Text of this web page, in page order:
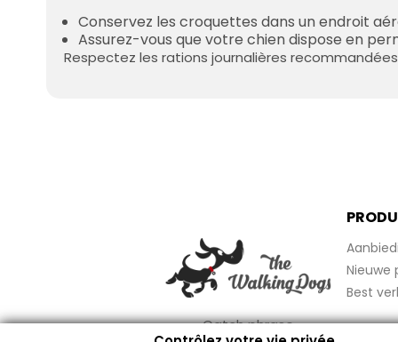
Conservez les croquettes dans un endroit
Assurez-vous que votre chien dispose en
Respectez les rations journalières
Catch phrase
Nieuwe
Best